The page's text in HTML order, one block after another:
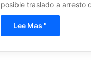
posible traslado a arresto
Lee Mas "